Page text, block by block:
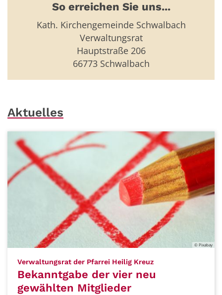
So erreichen Sie uns...
Kath. Kirchengemeinde Schwalbach
Verwaltungsrat
Hauptstraße 206
66773 Schwalbach
Aktuelles
© Pixabay
Verwaltungsrat der Pfarrei Heilig Kreuz:
Bekanntgabe der vier neu
gewählten Mitglieder